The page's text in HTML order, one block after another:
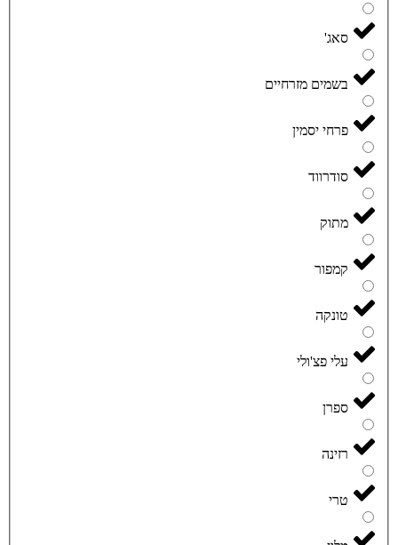
סאג'
בשמים מזרחיים
פרחי יסמין
סודרווד
מתוק
קמפור
טונקה
עלי פצ'ולי
ספרן
רזינה
טרי